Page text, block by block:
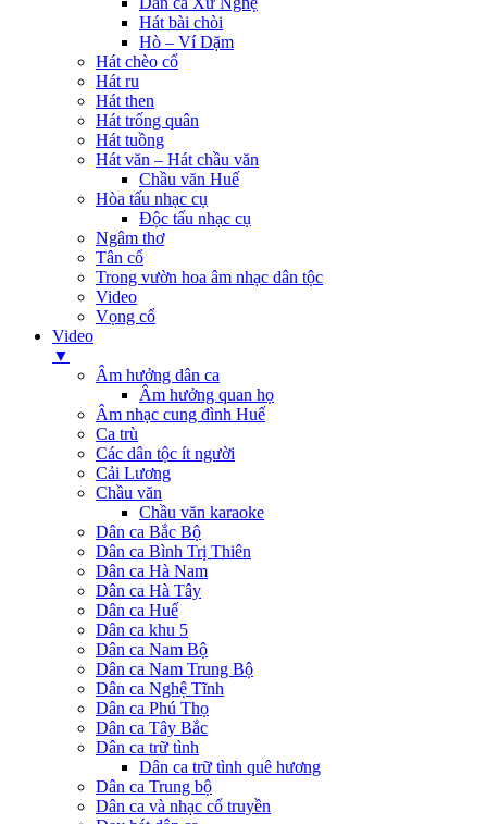
Hát bài chòi
Hò – Ví Dặm
Hát chèo cổ
Hát ru
Hát then
Hát trống quân
Hát tuồng
Hát văn – Hát chầu văn
Chầu văn Huế
Hòa tấu nhạc cụ
Độc tấu nhạc cụ
Ngâm thơ
Tân cổ
Trong vườn hoa âm nhạc dân tộc
Video
Vọng cổ
Video
▼
Âm hưởng dân ca
Âm hưởng quan họ
Âm nhạc cung đình Huế
Ca trù
Các dân tộc ít người
Cải Lương
Chầu văn
Chầu văn karaoke
Dân ca Bắc Bộ
Dân ca Bình Trị Thiên
Dân ca Hà Nam
Dân ca Hà Tây
Dân ca Huế
Dân ca khu 5
Dân ca Nam Bộ
Dân ca Nam Trung Bộ
Dân ca Nghệ Tĩnh
Dân ca Phú Thọ
Dân ca Tây Bắc
Dân ca trữ tình
Dân ca trữ tình quê hương
Dân ca Trung bộ
Dân ca và nhạc cổ truyền